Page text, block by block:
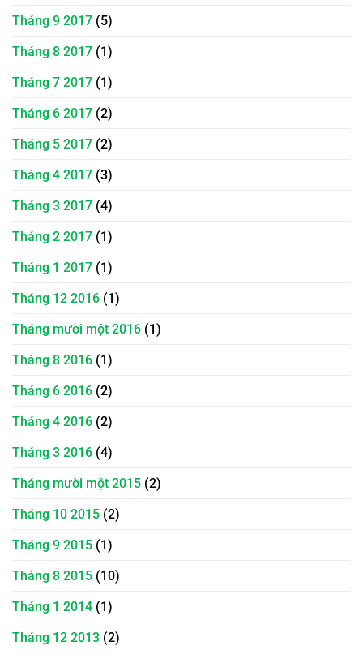
Tháng 9 2017 (5)
Tháng 8 2017 (1)
Tháng 7 2017 (1)
Tháng 6 2017 (2)
Tháng 5 2017 (2)
Tháng 4 2017 (3)
Tháng 3 2017 (4)
Tháng 2 2017 (1)
Tháng 1 2017 (1)
Tháng 12 2016 (1)
Tháng mười một 2016 (1)
Tháng 8 2016 (1)
Tháng 6 2016 (2)
Tháng 4 2016 (2)
Tháng 3 2016 (4)
Tháng mười một 2015 (2)
Tháng 10 2015 (2)
Tháng 9 2015 (1)
Tháng 8 2015 (10)
Tháng 1 2014 (1)
Tháng 12 2013 (2)